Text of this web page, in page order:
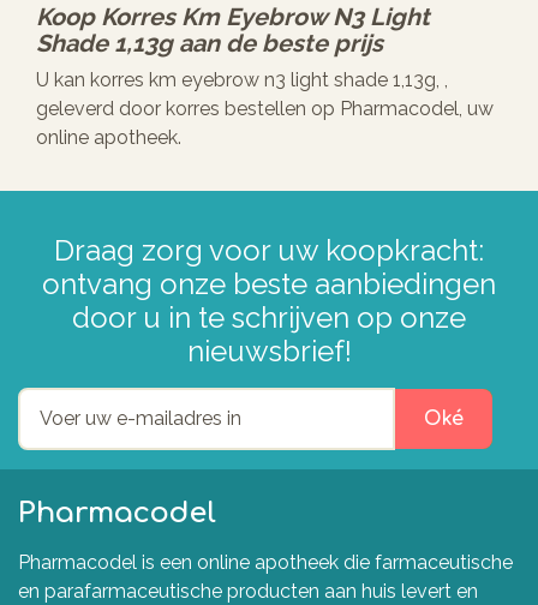
Koop Korres Km Eyebrow N3 Light
Shade 1,13gaan de beste prijs
U kan korres km eyebrow n3 light shade 1,13g, ,
geleverd door korres bestellen op Pharmacodel, uw
online apotheek.
Draag zorg voor uw koopkracht:
ontvang onze beste aanbiedingen
door u in te schrijven op onze
nieuwsbrief!
Oké
Pharmacodel
Pharmacodel is een online apotheek die farmaceutische
en parafarmaceutische producten aan huis levert en